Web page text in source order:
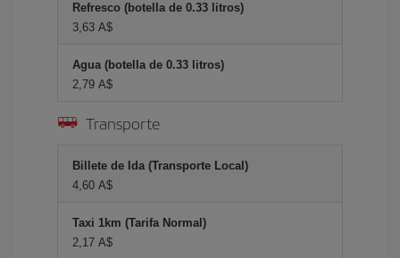
Refresco (botella de 0.33 litros)
3,63 A$
Agua (botella de 0.33 litros)
2,79 A$
Transporte
Billete de Ida (Transporte Local)
4,60 A$
Taxi 1km (Tarifa Normal)
2,17 A$